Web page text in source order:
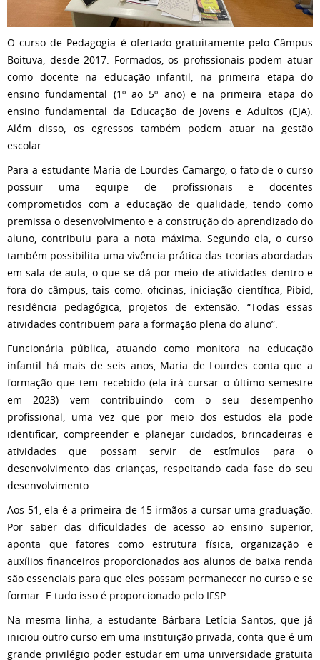
O curso de Pedagogia é ofertado gratuitamente pelo Câmpus
Boituva, desde 2017. Formados, os profissionais podem atuar
como docente na educação infantil, na primeira etapa do
ensino fundamental (1º ao 5º ano) e na primeira etapa do
ensino fundamental da Educação de Jovens e Adultos (EJA).
Além disso, os egressos também podem atuar na gestão
escolar.
Para a estudante Maria de Lourdes Camargo, o fato de o curso
possuir uma equipe de profissionais e docentes
comprometidos com a educação de qualidade, tendo como
premissa o desenvolvimento e a construção do aprendizado do
aluno, contribuiu para a nota máxima. Segundo ela, o curso
também possibilita uma vivência prática das teorias abordadas
em sala de aula, o que se dá por meio de atividades dentro e
fora do câmpus, tais como: oficinas, iniciação científica, Pibid,
residência pedagógica, projetos de extensão. “Todas essas
atividades contribuem para a formação plena do aluno”.
Funcionária pública, atuando como monitora na educação
infantil há mais de seis anos, Maria de Lourdes conta que a
formação que tem recebido (ela irá cursar o último semestre
em 2023) vem contribuindo com o seu desempenho
profissional, uma vez que por meio dos estudos ela pode
identificar, compreender e planejar cuidados, brincadeiras e
atividades que possam servir de estímulos para o
desenvolvimento das crianças, respeitando cada fase do seu
desenvolvimento.
Aos 51, ela é a primeira de 15 irmãos a cursar uma graduação.
Por saber das dificuldades de acesso ao ensino superior,
aponta que fatores como estrutura física, organização e
auxílios financeiros proporcionados aos alunos de baixa renda
são essenciais para que eles possam permanecer no curso e se
formar. E tudo isso é proporcionado pelo IFSP.
Na mesma linha, a estudante Bárbara Letícia Santos, que já
iniciou outro curso em uma instituição privada, conta que é um
grande privilégio poder estudar em uma universidade gratuita